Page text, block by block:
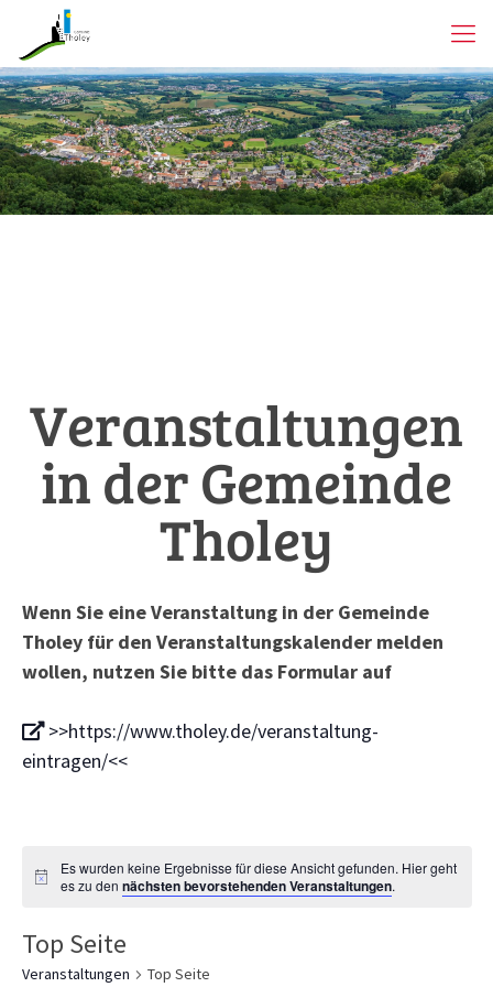
Veranstaltungen
in der Gemeinde
Tholey
Wenn Sie eine Veranstaltung in der Gemeinde
Tholey für den Veranstaltungskalender melden
wollen, nutzen Sie bitte das Formular auf
>>https://www.tholey.de/veranstaltung-
eintragen/<<
Es wurden keine Ergebnisse für diese Ansicht gefunden. Hier geht
es zu dennächsten bevorstehenden Veranstaltungen.
Top Seite
Veranstaltungen Top Seite